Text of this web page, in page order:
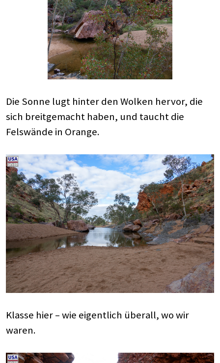
Die Sonne lugt hinter den Wolken hervor, die
sich breitgemacht haben, und taucht die
Felswände in Orange.
Klasse hier – wie eigentlich überall, wo wir
waren.